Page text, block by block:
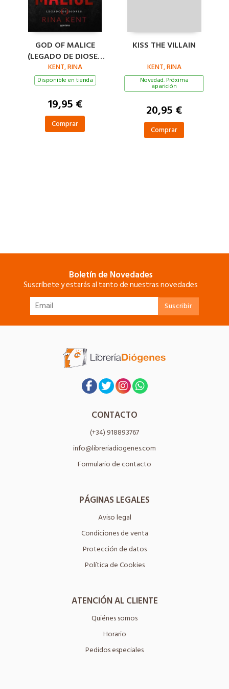
GOD OF MALICE
(LEGADO DE DIOSES
1)
KENT, RINA
Disponible en tienda
19,95 €
Comprar
KISS THE VILLAIN
KENT, RINA
Novedad. Próxima
aparición
20,95 €
Comprar
Boletín de Novedades
Suscríbete y estarás al tanto de nuestras novedades
CONTACTO
(+34) 918893767
info@libreriadiogenes.com
Formulario de contacto
PÁGINAS LEGALES
Aviso legal
Condiciones de venta
Protección de datos
Política de Cookies
ATENCIÓN AL CLIENTE
Quiénes somos
Horario
Pedidos especiales